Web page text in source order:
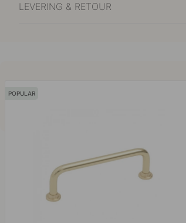
LEVERING & RETOUR
POPULAR